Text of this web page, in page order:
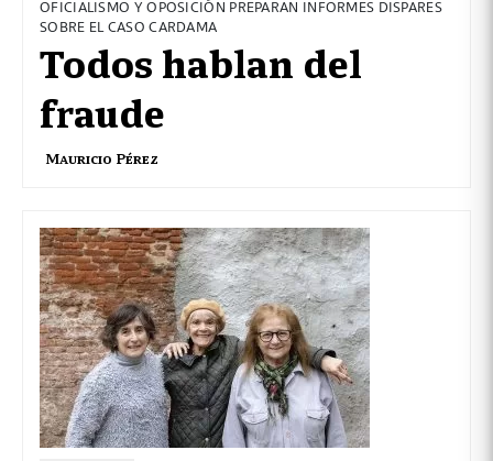
OFICIALISMO Y OPOSICIÓN PREPARAN INFORMES DISPARES
SOBRE EL CASO CARDAMA
Todos hablan del
fraude
Mauricio Pérez